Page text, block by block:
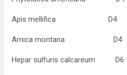
Apis mellifica D4
Arnica montana D4
Hepar sulfuris calcareum